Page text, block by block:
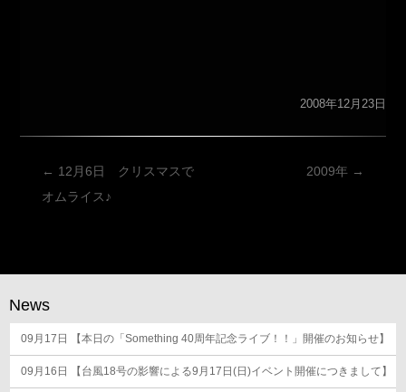
2008年12月23日
投
稿
ゲ
ー
シ
ョ
ン
← 12月6日 クリスマスで
オムライス♪
2009年 →
News
09月17日 【本日の「Something 40周年記念ライブ！！」開催のお知らせ】
09月16日 【台風18号の影響による9月17日(日)イベント開催につきまして】